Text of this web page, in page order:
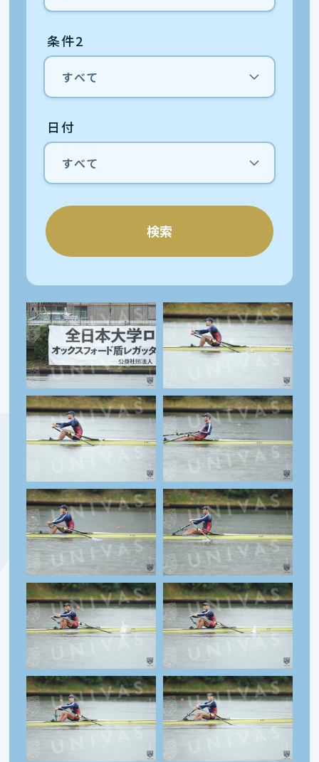
条件2
日付
検索